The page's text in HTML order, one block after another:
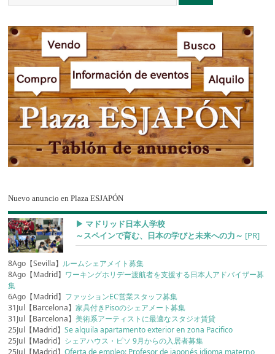
Nuevo anuncio en Plaza ESJAPÓN
▶︎ マドリッド日本人学校
～スペインで育む、日本の学びと未来への力～ [PR]
8Ago【Sevilla】 ルームシェアメイト募集
8Ago【Madrid】 ワーキングホリデー渡航者を支援する日本人アドバイザー募
集
6Ago【Madrid】 ファッションEC営業スタッフ募集
31Jul【Barcelona】家具付きPisoのシェアメート募集
31Jul【Barcelona】美術系アーティストに最適なスタジオ賃貸
25Jul【Madrid】Se alquila apartamento exterior en zona Pacifico
25Jul【Madrid】 シェアハウス・ピソ 9月からの入居者募集
25Jul【Madrid】Oferta de empleo: Profesor de japonés idioma materno